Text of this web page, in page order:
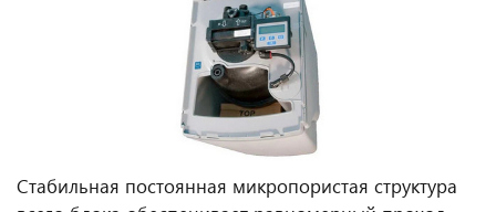
Стабильная постоянная микропористая структура